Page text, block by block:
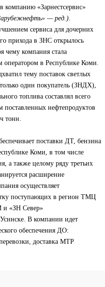
компанию «Зарнестсервис»
— ред.).
сервиса для дочерних
прихода в ЗНС открылось
чему компания стала
оператором в Республике Коми.
тему поставок светлых
один покупатель (ЗНДХ),
топлива составлял всего
поставленных нефтепродуктов
тонн.
поставки ДТ, бензина
Коми, в том числе
а также целому ряду третьих
расширение
осуществляет
поступающих в регион ТМЦ
«ЗН Север»
В компании идет
обеспечения ДО:
доставка МТР